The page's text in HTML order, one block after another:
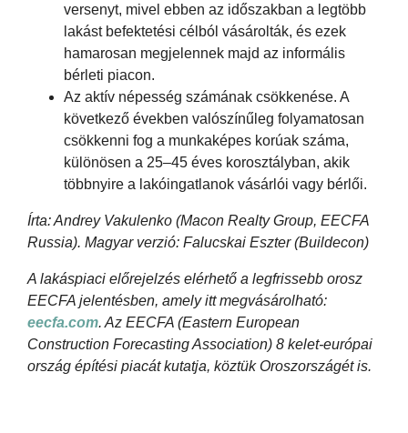
versenyt, mivel ebben az időszakban a legtöbb
lakást befektetési célból vásárolták, és ezek
hamarosan megjelennek majd az informális
bérleti piacon.
Az aktív népesség számának csökkenése. A
következő években valószínűleg folyamatosan
csökkenni fog a munkaképes korúak száma,
különösen a 25–45 éves korosztályban, akik
többnyire a lakóingatlanok vásárlói vagy bérlői.
Írta: Andrey Vakulenko (Macon Realty Group, EECFA
Russia). Magyar verzió: Falucskai Eszter (Buildecon)
A lakáspiaci előrejelzés elérhető a legfrissebb orosz
EECFA jelentésben, amely itt megvásárolható:
eecfa.com. Az EECFA (Eastern European
Construction Forecasting Association) 8 kelet-európai
ország építési piacát kutatja, köztük Oroszországét is.